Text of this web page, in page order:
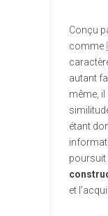
Conçu
comme
autant
même, il
étant
et